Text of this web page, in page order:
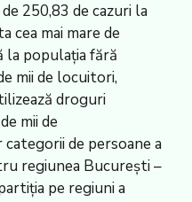
250,83 de cazuri la
cea mai mare de
la populația fără
mii de locuitori,
droguri
mii de
de persoane a
regiunea București –
pe regiuni a